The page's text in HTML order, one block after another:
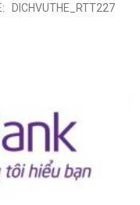
DICHVUTHE_RTT227